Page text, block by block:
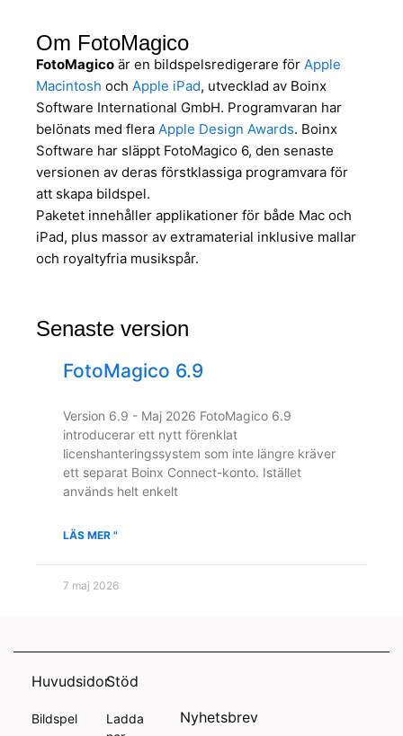
Om FotoMagico
FotoMagico är en bildspelsredigerare för Apple
Macintosh och Apple iPad, utvecklad av Boinx
Software International GmbH. Programvaran har
belönats med flera Apple Design Awards. Boinx
Software har släppt FotoMagico 6, den senaste
versionen av deras förstklassiga programvara för
att skapa bildspel.
Paketet innehåller applikationer för både Mac och
iPad, plus massor av extramaterial inklusive mallar
och royaltyfria musikspår.
Senaste version
FotoMagico 6.9
Version 6.9 - Maj 2026 FotoMagico 6.9
introducerar ett nytt förenklat
licenshanteringssystem som inte längre kräver
ett separat Boinx Connect-konto. Istället
används helt enkelt
LÄS MER "
7 maj 2026
Huvudsidor
Bildspel
Stöd
Ladda
Nyhetsbrev